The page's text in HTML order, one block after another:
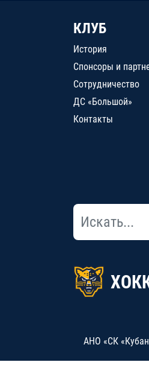
КЛУБ
История
Спонсоры и
Сотрудничество
ДС «Большой»
Контакты
АНО «СК